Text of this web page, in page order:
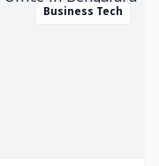
Business Tech